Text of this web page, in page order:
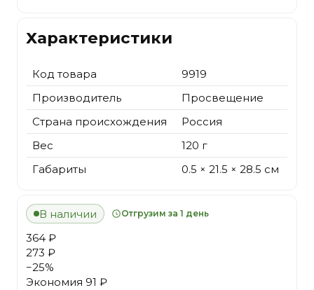
Характеристики
Код товара
9919
Производитель
Просвещение
Страна происхождения
Россия
Вес
120 г
Габариты
0.5 × 21.5 × 28.5 см
В наличии Отгрузим за 1 день
364 ₽
273 ₽
−25%
Экономия 91 ₽